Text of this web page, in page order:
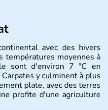
avec des hivers
températures moyennes à
sont d'environ 7 °C en
y culminent à plus
plate, avec des terres
profite d'une agriculture